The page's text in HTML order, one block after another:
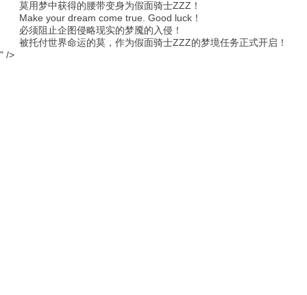
莫用梦中获得的腰带变身为假面骑士ZZZ！
Make your dream come true. Good luck！
必须阻止企图侵略现实的梦魇的入侵！
被托付世界命运的莫，作为假面骑士ZZZ的梦境任务正式开启！
" />